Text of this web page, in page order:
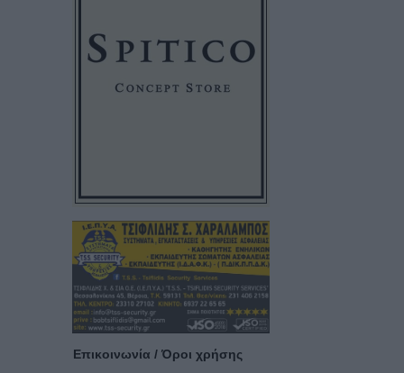
Επικοινωνία / Όροι χρήσης